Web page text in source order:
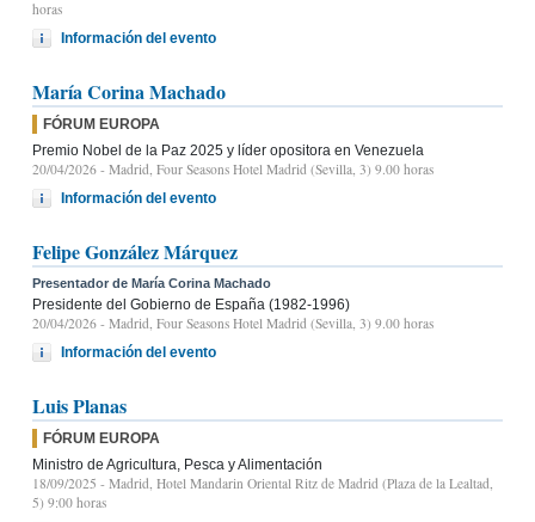
horas
Información del evento
María Corina Machado
FÓRUM EUROPA
Premio Nobel de la Paz 2025 y líder opositora en Venezuela
20/04/2026 - Madrid, Four Seasons Hotel Madrid (Sevilla, 3) 9.00 horas
Información del evento
Felipe González Márquez
Presentador de María Corina Machado
Presidente del Gobierno de España (1982-1996)
20/04/2026 - Madrid, Four Seasons Hotel Madrid (Sevilla, 3) 9.00 horas
Información del evento
Luis Planas
FÓRUM EUROPA
Ministro de Agricultura, Pesca y Alimentación
18/09/2025 - Madrid, Hotel Mandarin Oriental Ritz de Madrid (Plaza de la Lealtad,
5) 9:00 horas